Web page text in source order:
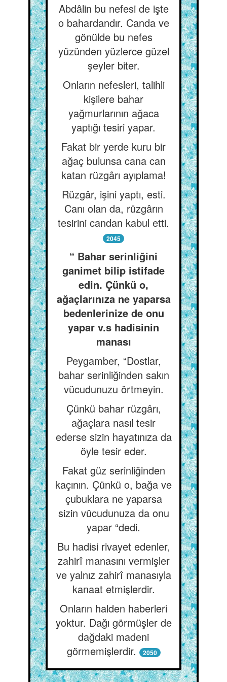
Abdâlin bu nefesi de işte
o bahardandır. Canda ve
gönülde bu nefes
yüzünden yüzlerce güzel
şeyler biter.
Onların nefesleri, talihli
kişilere bahar
yağmurlarının ağaca
yaptığı tesiri yapar.
Fakat bir yerde kuru bir
ağaç bulunsa cana can
katan rüzgârı ayıplama!
Rüzgâr, işini yaptı, esti.
Canı olan da, rüzgârın
tesirini candan kabul etti.
2045
“ Bahar serinliğini
ganimet bilip istifade
edin. Çünkü o,
ağaçlarınıza ne yaparsa
bedenlerinize de onu
yapar v.s hadisinin
manası
Peygamber, “Dostlar,
bahar serinliğinden sakın
vücudunuzu örtmeyin.
Çünkü bahar rüzgârı,
ağaçlara nasıl tesir
ederse sizin hayatınıza da
öyle tesir eder.
Fakat güz serinliğinden
kaçının. Çünkü o, bağa ve
çubuklara ne yaparsa
sizin vücudunuza da onu
yapar “dedi.
Bu hadisi rivayet edenler,
zahirî manasını vermişler
ve yalnız zahirî manasıyla
kanaat etmişlerdir.
Onların halden haberleri
yoktur. Dağı görmüşler de
dağdaki madeni
görmemişlerdir.
2050